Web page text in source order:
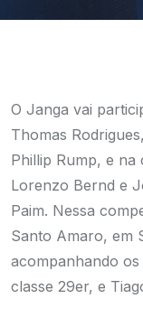
O Janga vai
Thomas
Phillip Rump, e na
Lorenzo Bernd e
Paim. Nessa
Santo Amaro, em
acompanhando
classe 29er, e